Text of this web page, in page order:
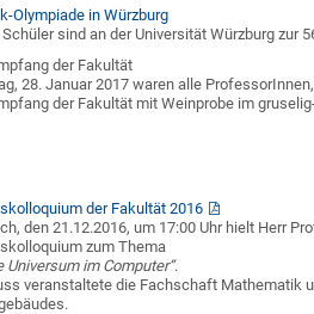
Olympiade in Würzburg
Schüler sind an der Universität Würzburg zur
der Fakultät
28. Januar 2017 waren alle
der Fakultät mit Weinprobe im
der Fakultät 2016
den 21.12.2016, um 17:00 Uhr hielt Herr
zum Thema
Universum im Computer“.
veranstaltete die Fachschaft Mathematik